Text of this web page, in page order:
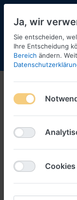
Menü
Ja, wir
Sie entscheiden,
Ihre Entscheidung
Bereich ändern.